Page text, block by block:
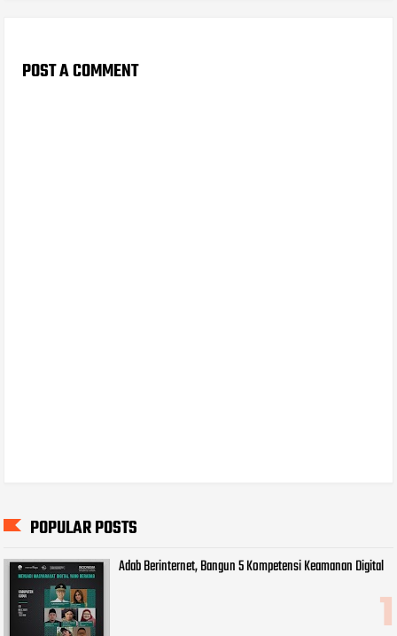
POST A COMMENT
POPULAR POSTS
Adab Berinternet, Bangun 5 Kompetensi Keamanan Digital